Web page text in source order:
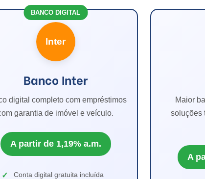
BANCO DIGITAL
Inter
Banco Inter
digital completo com empréstimos
garantia de imóvel e veículo.
A partir de 1,19% a.m.
Conta digital gratuita incluída
Maior
soluções
A